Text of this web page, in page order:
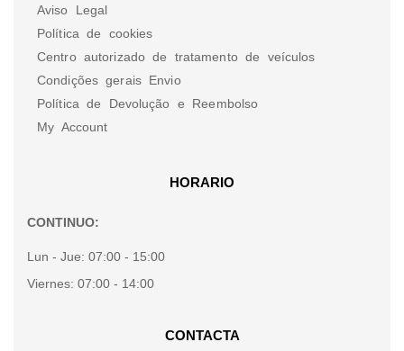
Aviso Legal
Política de cookies
Centro autorizado de tratamento de veículos
Condições gerais Envio
Política de Devolução e Reembolso
My Account
HORARIO
CONTINUO:
Lun - Jue: 07:00 - 15:00
Viernes: 07:00 - 14:00
CONTACTA